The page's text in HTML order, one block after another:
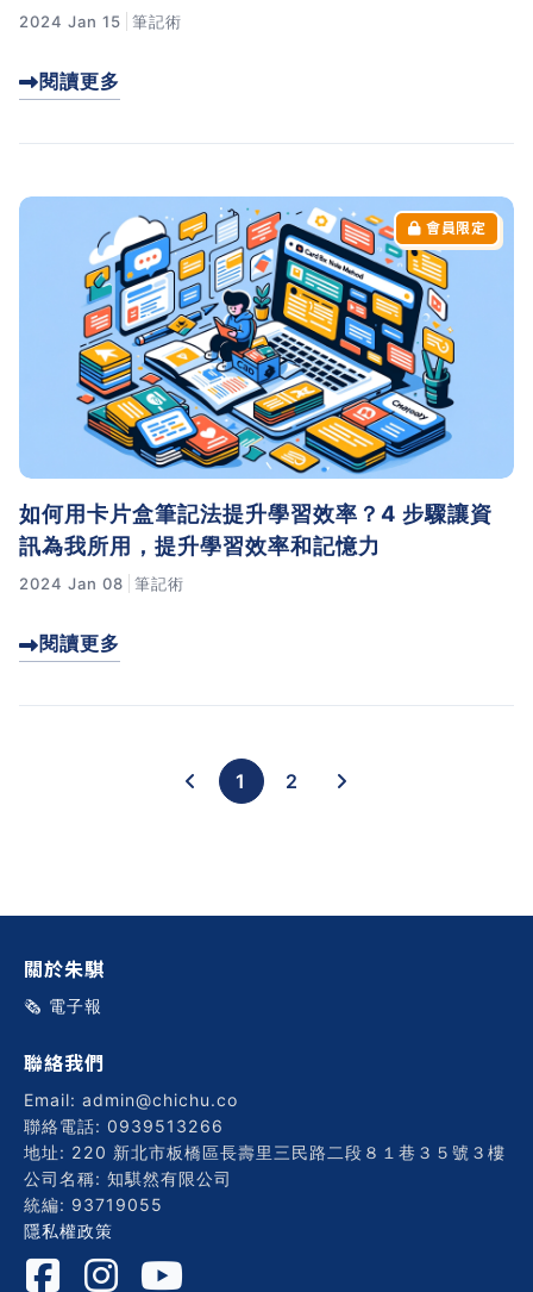
2024 Jan 15 筆記術
閱讀更多
如何用卡片盒筆記法提升學習效率？4 步驟讓資
訊為我所用，提升學習效率和記憶力
2024 Jan 08 筆記術
閱讀更多
1 2
關於朱騏
🗞️ 電子報
聯絡我們
Email: admin@chichu.co
聯絡電話: 0939513266
地址: 220 新北市板橋區長壽里三民路二段８１巷３５號３樓
公司名稱: 知騏然有限公司
統編: 93719055
隱私權政策